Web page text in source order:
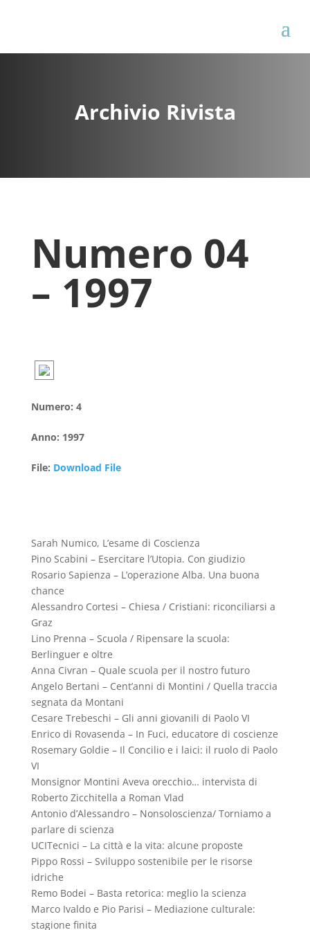
Archivio Rivista
Numero 04
– 1997
Numero: 4
Anno: 1997
File: Download File
Sarah Numico, L’esame di Coscienza
Pino Scabini – Esercitare l’Utopia. Con giudizio
Rosario Sapienza – L’operazione Alba. Una buona
chance
Alessandro Cortesi – Chiesa / Cristiani: riconciliarsi a
Graz
Lino Prenna – Scuola / Ripensare la scuola:
Berlinguer e oltre
Anna Civran – Quale scuola per il nostro futuro
Angelo Bertani – Cent’anni di Montini / Quella traccia
segnata da Montani
Cesare Trebeschi – Gli anni giovanili di Paolo VI
Enrico di Rovasenda – In Fuci, educatore di coscienze
Rosemary Goldie – Il Concilio e i laici: il ruolo di Paolo
VI
Monsignor Montini Aveva orecchio… intervista di
Roberto Zicchitella a Roman Vlad
Antonio d’Alessandro – Nonsoloscienza/ Torniamo a
parlare di scienza
UCITecnici – La città e la vita: alcune proposte
Pippo Rossi – Sviluppo sostenibile per le risorse
idriche
Remo Bodei – Basta retorica: meglio la scienza
Marco Ivaldo e Pio Parisi – Mediazione culturale:
stagione finita